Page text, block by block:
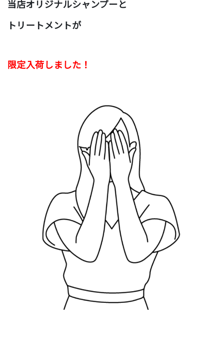
当店オリジナルシャンプーと
トリートメントが
限定入荷しました ！